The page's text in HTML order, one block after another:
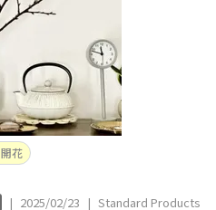
開花
| 2025/02/23 | Standard Products